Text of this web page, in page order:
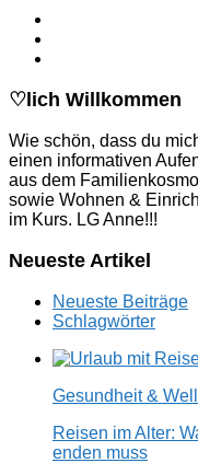
♡lich Willkommen
Wie schön, dass du
einen informativen
aus dem
sowie Wohnen &
im Kurs. LG Anne!!!
Neueste Artikel
Neueste Beiträge
Schlagwörter
Gesundheit &
Reisen im Alter:
enden muss